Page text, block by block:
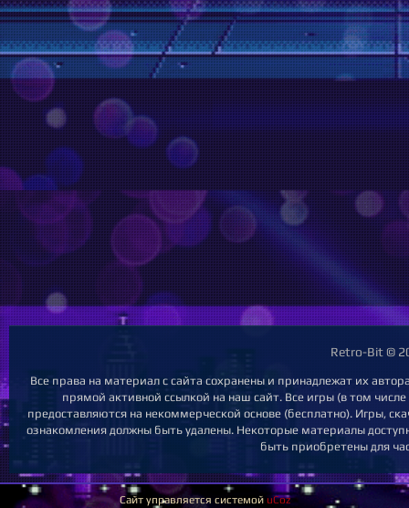
Retro-Bit ©
Все права на материал с сайта сохранены и принадлежат их
прямой активной ссылкой на наш сайт. Все игры (в том
предоставляются на некоммерческой основе (бесплатно). Игры,
ознакомления должны быть удалены. Некоторые материалы
быть приобретены для
Сайт управляется системой uCoz